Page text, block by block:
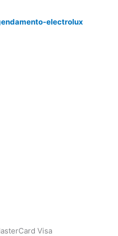
electrolux
Visa